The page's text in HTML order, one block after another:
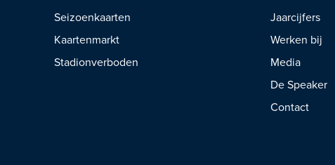
Seizoenkaarten
Kaartenmarkt
Stadionverboden
Jaarcijfers
Werken bij
Media
De Speaker
Contact